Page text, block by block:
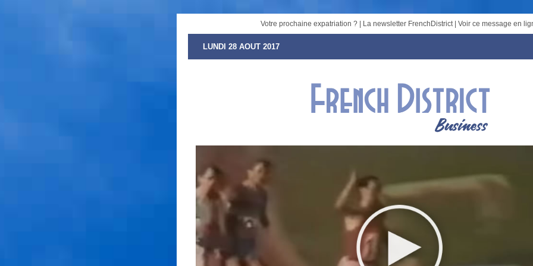
Votre prochaine expatriation ? | La newsletter FrenchDistrict | Voir ce message en
LUNDI 28 AOUT 2017